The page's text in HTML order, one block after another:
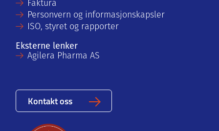
Faktura
Personvern og informasjonskapsler
ISO, styret og rapporter
Eksterne lenker
Agilera Pharma AS
Kontakt oss